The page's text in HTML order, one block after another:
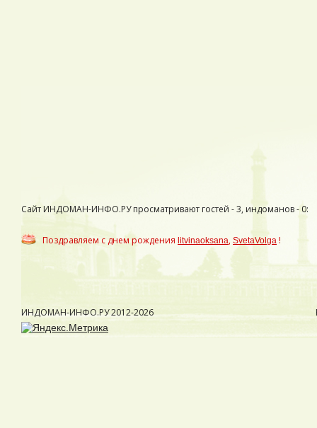
Сайт ИНДОМАН-ИНФО.РУ просматривают гостей - 3, индоманов - 0:
Поздравляем с днем рождения litvinaoksana, SvetaVolga !
ИНДОМАН-ИНФО.РУ2012-2026